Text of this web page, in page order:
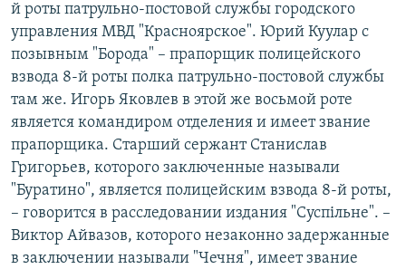
й роты патрульно-постовой службы городского
управления МВД "Красноярское". Юрий Куулар с
позывным "Борода" – прапорщик полицейского
взвода 8-й роты полка патрульно-постовой службы
там же. Игорь Яковлев в этой же восьмой роте
является командиром отделения и имеет звание
прапорщика. Старший сержант Станислав
Григорьев, которого заключенные называли
"Буратино", является полицейским взвода 8-й роты,
– говорится в расследовании издания "Суспільне". –
Виктор Айвазов, которого незаконно задержанные
в заключении называли "Чечня", имеет звание